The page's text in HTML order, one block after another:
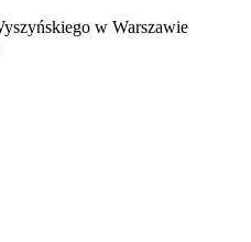
w Warszawie